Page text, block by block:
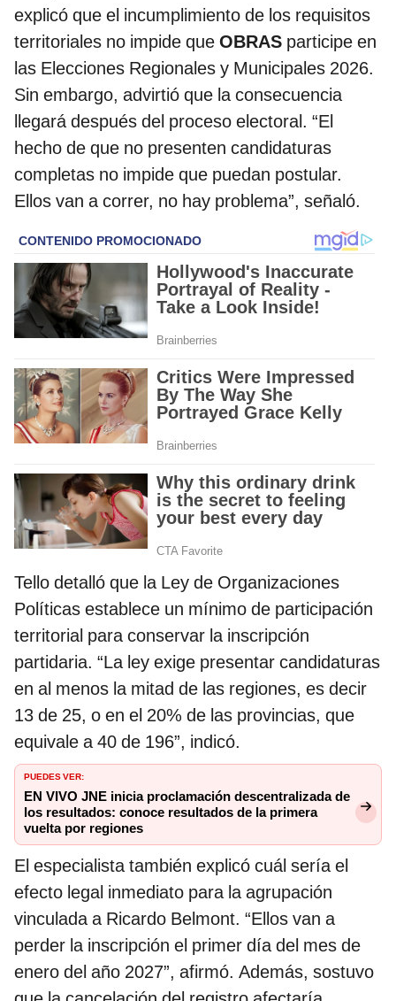
explicó que el incumplimiento de los requisitos
territoriales no impide que OBRAS participe en
las Elecciones Regionales y Municipales 2026.
Sin embargo, advirtió que la consecuencia
llegará después del proceso electoral. “El
hecho de que no presenten candidaturas
completas no impide que puedan postular.
Ellos van a correr, no hay problema”, señaló.
Tello detalló que la Ley de Organizaciones
Políticas establece un mínimo de participación
territorial para conservar la inscripción
partidaria. “La ley exige presentar candidaturas
en al menos la mitad de las regiones, es decir
13 de 25, o en el 20% de las provincias, que
equivale a 40 de 196”, indicó.
PUEDES VER:
EN VIVO JNE inicia proclamación descentralizada de
los resultados: conoce resultados de la primera
vuelta por regiones
El especialista también explicó cuál sería el
efecto legal inmediato para la agrupación
vinculada a Ricardo Belmont. “Ellos van a
perder la inscripción el primer día del mes de
enero del año 2027”, afirmó. Además, sostuvo